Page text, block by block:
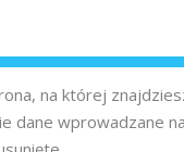
na której
dane wprowadzane